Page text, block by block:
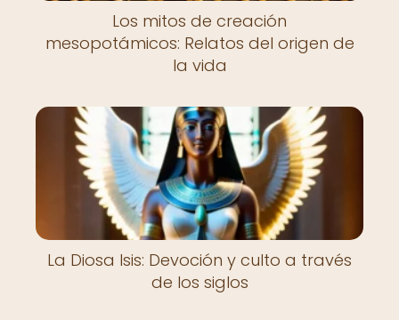
Los mitos de creación
mesopotámicos: Relatos del origen de
la vida
La Diosa Isis: Devoción y culto a través
de los siglos